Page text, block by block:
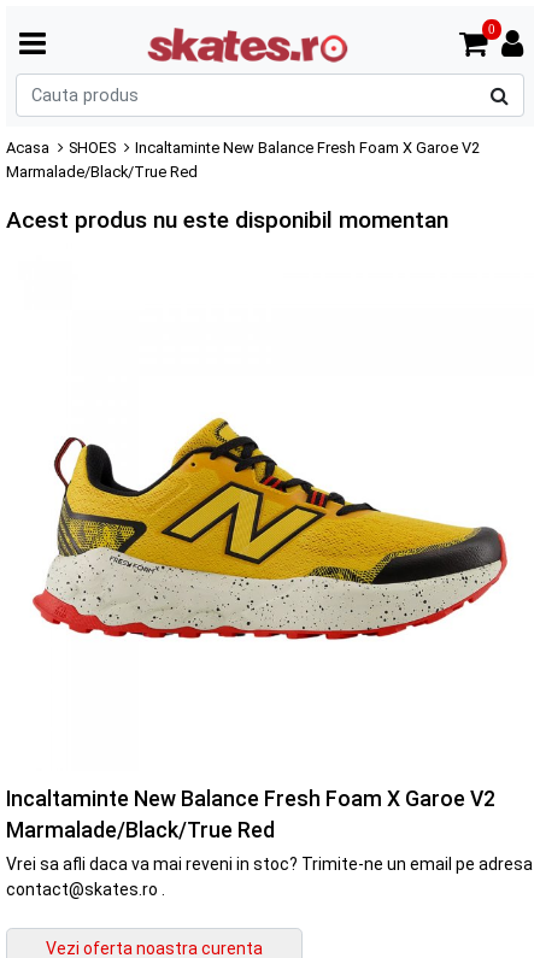
0
Acasa SHOES
Incaltaminte New Balance Fresh Foam X Garoe V2
Marmalade/Black/True Red
Acest produs nu este disponibil momentan
Incaltaminte New Balance Fresh Foam X Garoe V2
Marmalade/Black/True Red
Vrei sa afli daca va mai reveni in stoc? Trimite-ne un email pe adresa
contact@skates.ro .